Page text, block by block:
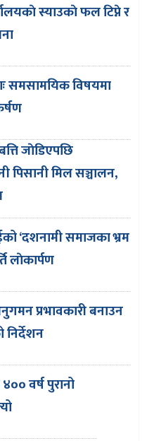
स्याउकाे फल टिप्ने र
समसामयिक विषयमा
जाेडिएपछि
पिसानी मिल सञ्चालन,
‘दशनामी समाजका भ्रम
लाेकार्पण
प्रभावकारी बनाउन
निर्देशन
वर्ष पुरानो